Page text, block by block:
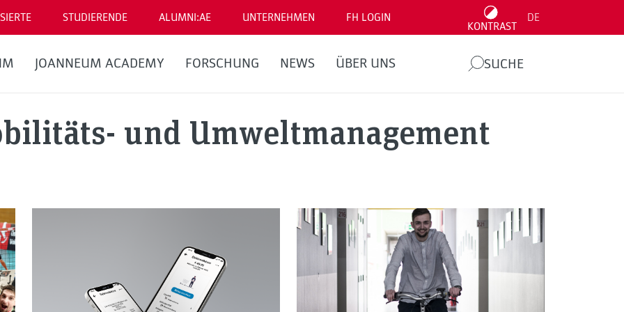
STUDIERENDE ALUMNI:AE UNTERNEHMEN FH LOGIN
KONTRAST
DE
JOANNEUM ACADEMY FORSCHUNG NEWS ÜBER UNS SUCHE
und Umweltmanagement